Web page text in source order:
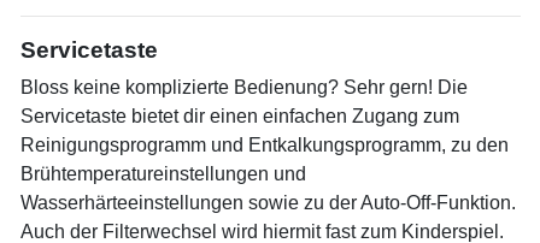
Servicetaste
Bloss keine komplizierte Bedienung? Sehr gern! Die
Servicetaste bietet dir einen einfachen Zugang zum
Reinigungsprogramm und Entkalkungsprogramm, zu den
Brühtemperatureinstellungen und
Wasserhärteeinstellungen sowie zu der Auto-Off-Funktion.
Auch der Filterwechsel wird hiermit fast zum Kinderspiel.